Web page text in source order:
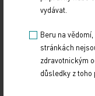
19. světový
(CONy)
10. 3. 2025
vydávat.
Beru na
stránkách
zdravotnickým
důsledky z